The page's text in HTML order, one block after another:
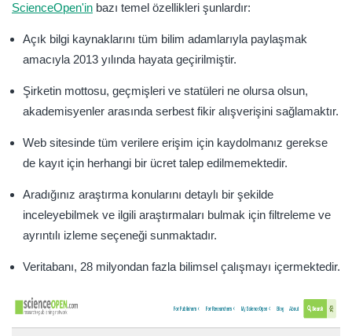
ScienceOpen'in bazı temel özellikleri şunlardır:
Açık bilgi kaynaklarını tüm bilim adamlarıyla paylaşmak
amacıyla 2013 yılında hayata geçirilmiştir.
Şirketin mottosu, geçmişleri ve statüleri ne olursa olsun,
akademisyenler arasında serbest fikir alışverişini sağlamaktır.
Web sitesinde tüm verilere erişim için kaydolmanız gerekse
de kayıt için herhangi bir ücret talep edilmemektedir.
Aradığınız araştırma konularını detaylı bir şekilde
inceleyebilmek ve ilgili araştırmaları bulmak için filtreleme ve
ayrıntılı izleme seçeneği sunmaktadır.
Veritabanı, 28 milyondan fazla bilimsel çalışmayı içermektedir.